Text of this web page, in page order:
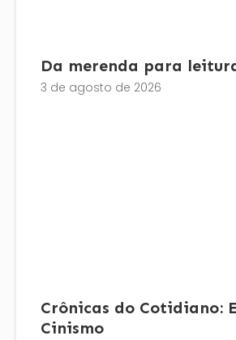
Da merenda para
3 de agosto de 2026
Crônicas do Cotidiano:
Cinismo